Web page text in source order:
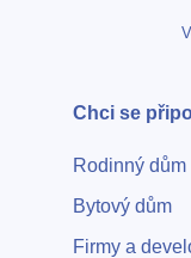
Chci se
Rodinný dům
Bytový dům
Firmy a